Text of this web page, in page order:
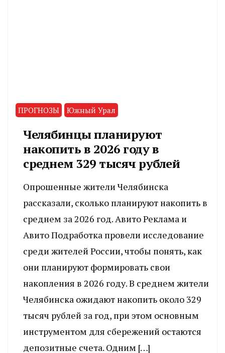
ПРОГНОЗЫ Южный Урал
Челябинцы планируют
накопить в 2026 году в
среднем 329 тысяч рублей
Опрошенные жители Челябинска
рассказали, сколько планируют накопить в
среднем за 2026 год. Авито Реклама и
Авито Подработка провели исследование
среди жителей России, чтобы понять, как
они планируют формировать свои
накопления в 2026 году. В среднем жители
Челябинска ожидают накопить около 329
тысяч рублей за год, при этом основным
инструментом для сбережений остаются
депозитные счета. Одним […]